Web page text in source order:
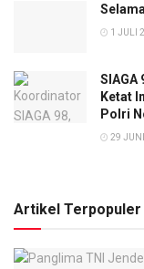
1 JULI
SIAGA
Ketat
Polri
29
Artikel Terpopuler